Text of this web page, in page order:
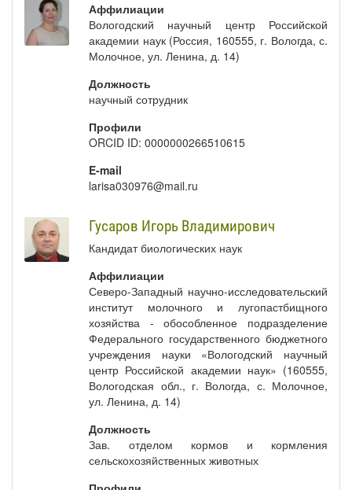
Аффилиации
Вологодский научный центр Российской
академии наук (Россия, 160555, г. Вологда, с.
Молочное, ул. Ленина, д. 14)
Должность
научный сотрудник
Профили
ORCID ID: 0000000266510615
E-mail
larisa030976@mail.ru
Гусаров Игорь Владимирович
Кандидат биологических наук
Аффилиации
Северо-Западный научно-исследовательский
институт молочного и лугопастбищного
хозяйства - обособленное подразделение
Федерального государственного бюджетного
учреждения науки «Вологодский научный
центр Российской академии наук» (160555,
Вологодская обл., г. Вологда, с. Молочное,
ул. Ленина, д. 14)
Должность
Зав. отделом кормов и кормления
сельскохозяйственных животных